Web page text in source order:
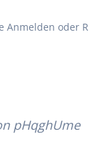
Anmelden oder R
pHqghUme